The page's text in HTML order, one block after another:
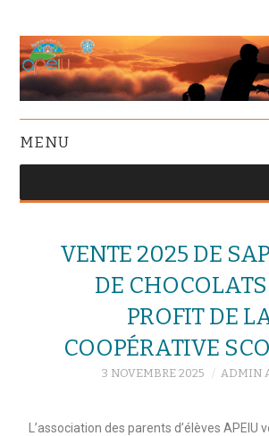
MENU
VENTE 2025 DE
DE
PROFIT DE
COOPÉRATIVE
3 NOVEMBRE 2025 ADMIN
L’association des parents d’élèves APEIU